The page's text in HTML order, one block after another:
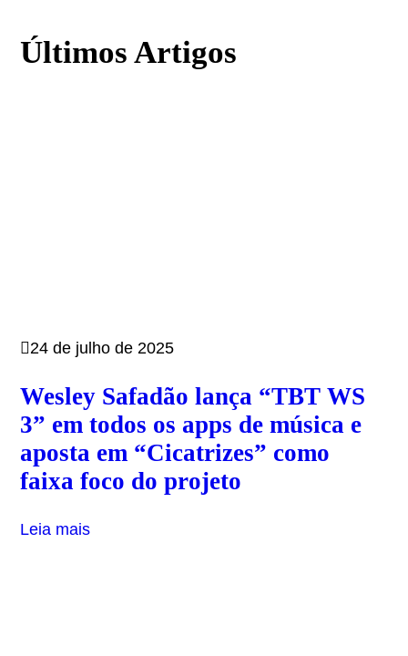
Últimos Artigos
24 de julho de 2025
Wesley Safadão lança “TBT WS
3” em todos os apps de música e
aposta em “Cicatrizes” como
faixa foco do projeto
Leia mais